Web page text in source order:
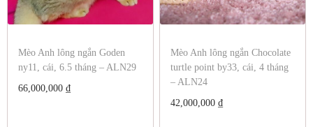
Mèo Anh lông ngắn Goden
ny11, cái, 6.5 tháng – ALN29
66,000,000 ₫
Mèo Anh lông ngắn Chocolate
turtle point by33, cái, 4 tháng
– ALN24
42,000,000 ₫